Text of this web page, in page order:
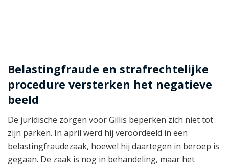
Belastingfraude en strafrechtelijke
procedure versterken het negatieve
beeld
De juridische zorgen voor Gillis beperken zich niet tot
zijn parken. In april werd hij veroordeeld in een
belastingfraudezaak, hoewel hij daartegen in beroep is
gegaan. De zaak is nog in behandeling, maar het